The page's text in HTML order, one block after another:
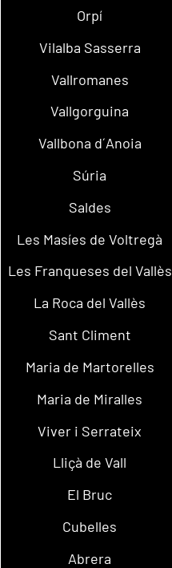
Orpí
Vilalba Sasserra
Vallromanes
Vallgorguina
Vallbona d´Anoia
Súria
Saldes
Les Masíes de Voltregà
Les Franqueses del Vallès
La Roca del Vallès
Sant Climent
Maria de Martorelles
Maria de Miralles
Viver i Serrateix
Lliçà de Vall
El Bruc
Cubelles
Abrera